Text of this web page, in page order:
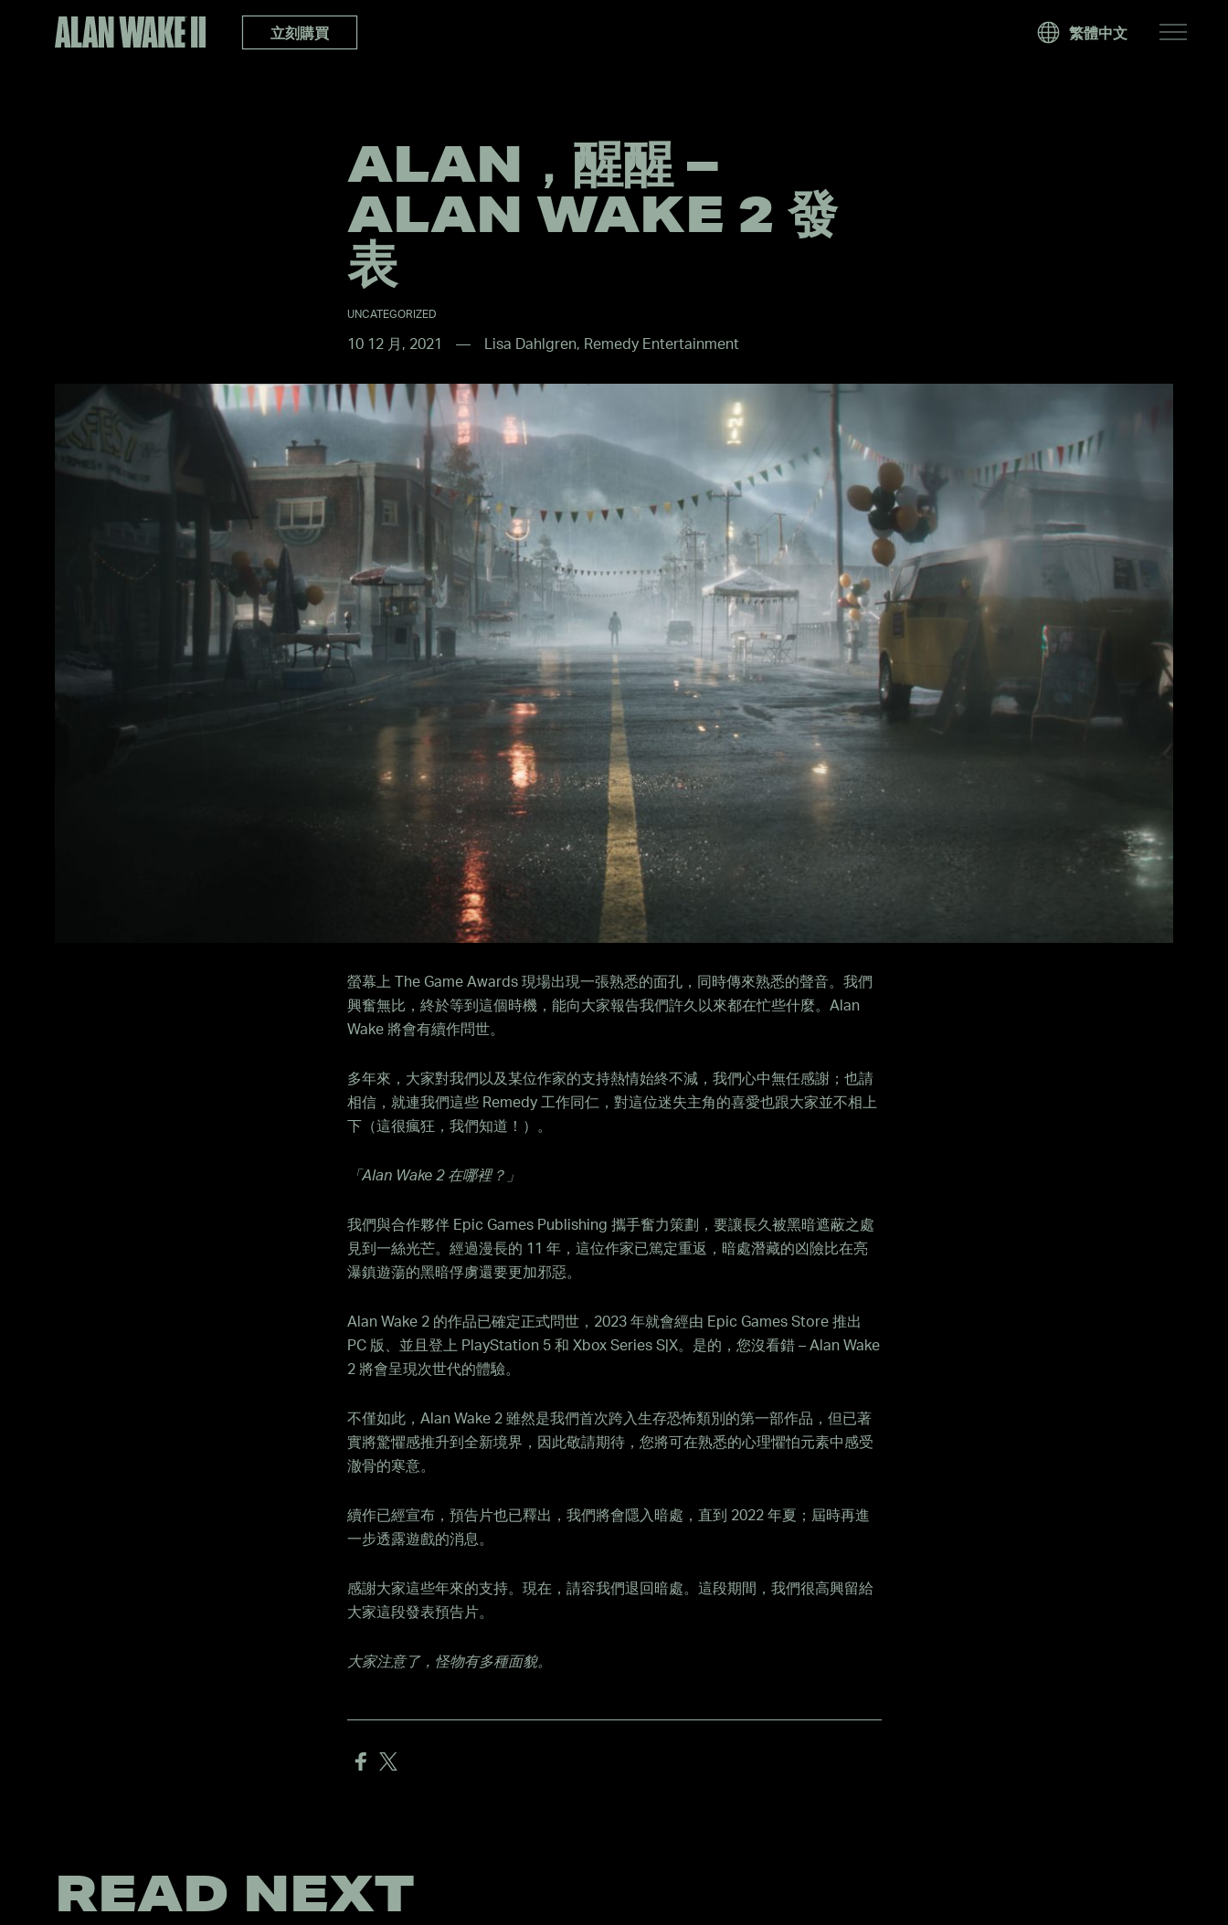
立刻購買 繁體中文
ALAN，醒醒 –
ALAN WAKE 2 發
表
UNCATEGORIZED
10 12 月, 2021 Lisa Dahlgren, Remedy Entertainment
螢幕上 The Game Awards 現場出現一張熟悉的面孔，同時傳來熟悉的聲音。我們
興奮無比，終於等到這個時機，能向大家報告我們許久以來都在忙些什麼。Alan
Wake 將會有續作問世。
多年來，大家對我們以及某位作家的支持熱情始終不減，我們心中無任感謝；也請
相信，就連我們這些 Remedy 工作同仁，對這位迷失主角的喜愛也跟大家並不相上
下（這很瘋狂，我們知道！）。
「Alan Wake 2 在哪裡？」
我們與合作夥伴 Epic Games Publishing 攜手奮力策劃，要讓長久被黑暗遮蔽之處
見到一絲光芒。經過漫長的 11 年，這位作家已篤定重返，暗處潛藏的凶險比在亮
瀑鎮遊蕩的黑暗俘虜還要更加邪惡。
Alan Wake 2 的作品已確定正式問世，2023 年就會經由 Epic Games Store 推出
PC 版、並且登上 PlayStation 5 和 Xbox Series S|X。是的，您沒看錯 – Alan Wake
2 將會呈現次世代的體驗。
不僅如此，Alan Wake 2 雖然是我們首次跨入生存恐怖類別的第一部作品，但已著
實將驚懼感推升到全新境界，因此敬請期待，您將可在熟悉的心理懼怕元素中感受
澈骨的寒意。
續作已經宣布，預告片也已釋出，我們將會隱入暗處，直到 2022 年夏；屆時再進
一步透露遊戲的消息。
感謝大家這些年來的支持。現在，請容我們退回暗處。這段期間，我們很高興留給
大家這段發表預告片。
大家注意了，怪物有多種面貌。
READ NEXT